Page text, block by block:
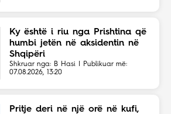
Ky është i riu nga Prishtina që
humbi jetën në aksidentin në
Shqipëri
Shkruar nga: B Hasi | Publikuar më:
07.08.2026, 13:20
Pritje deri në një orë në kufi,